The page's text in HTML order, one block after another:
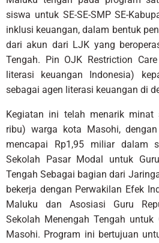
siswa untuk SE-SE-SMP SE-
inklusi keuangan, dalam bentuk
dari akun dari LJK yang
Tengah. Pin OJK Restriction
literasi keuangan Indonesia)
sebagai agen literasi keuangan di
Kegiatan ini telah menarik minat
ribu) warga kota Masohi,
mencapai Rp1,95 miliar dalam
Sekolah Pasar Modal untuk
Tengah Sebagai bagian dari
bekerja dengan Perwakilan Efek
Maluku dan Asosiasi Guru
Sekolah Menengah Tengah
Masohi. Program ini bertujuan